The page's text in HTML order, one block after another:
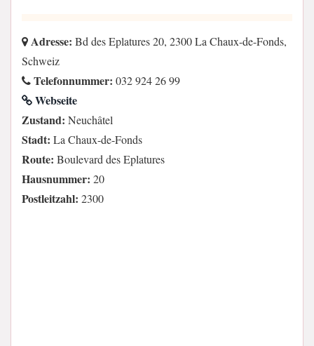
Adresse: Bd des Eplatures 20, 2300 La Chaux-de-Fonds,
Schweiz
Telefonnummer: 032 924 26 99
Webseite
Zustand: Neuchâtel
Stadt: La Chaux-de-Fonds
Route: Boulevard des Eplatures
Hausnummer: 20
Postleitzahl: 2300